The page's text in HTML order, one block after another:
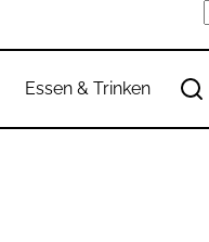
Essen & Trinken